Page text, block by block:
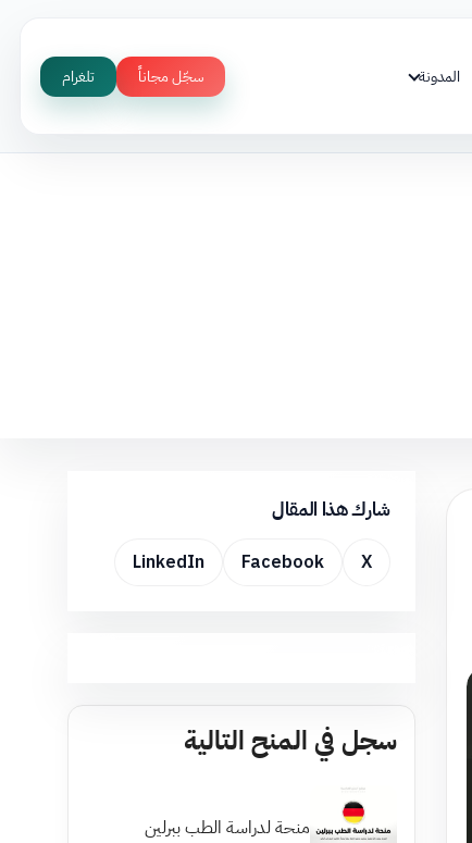
المدونة سجّل مجاناً تلغرام
شارك هذا المقال
X
Facebook
LinkedIn
سجل في المنح التالية
منحة لدراسة الطب ببرلين